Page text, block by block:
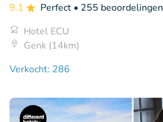
9.1 Perfect • 255 beoordelingen
Hotel ECU
Genk (14km)
Verkocht: 286